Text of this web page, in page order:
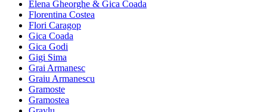
Elena Gheorghe & Gica Coada
Florentina Costea
Flori Caragop
Gica Coada
Gica Godi
Gigi Sima
Grai Armanesc
Graiu Armanescu
Gramoste
Gramostea